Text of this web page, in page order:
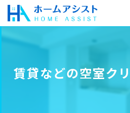
賃貸などの空室ク